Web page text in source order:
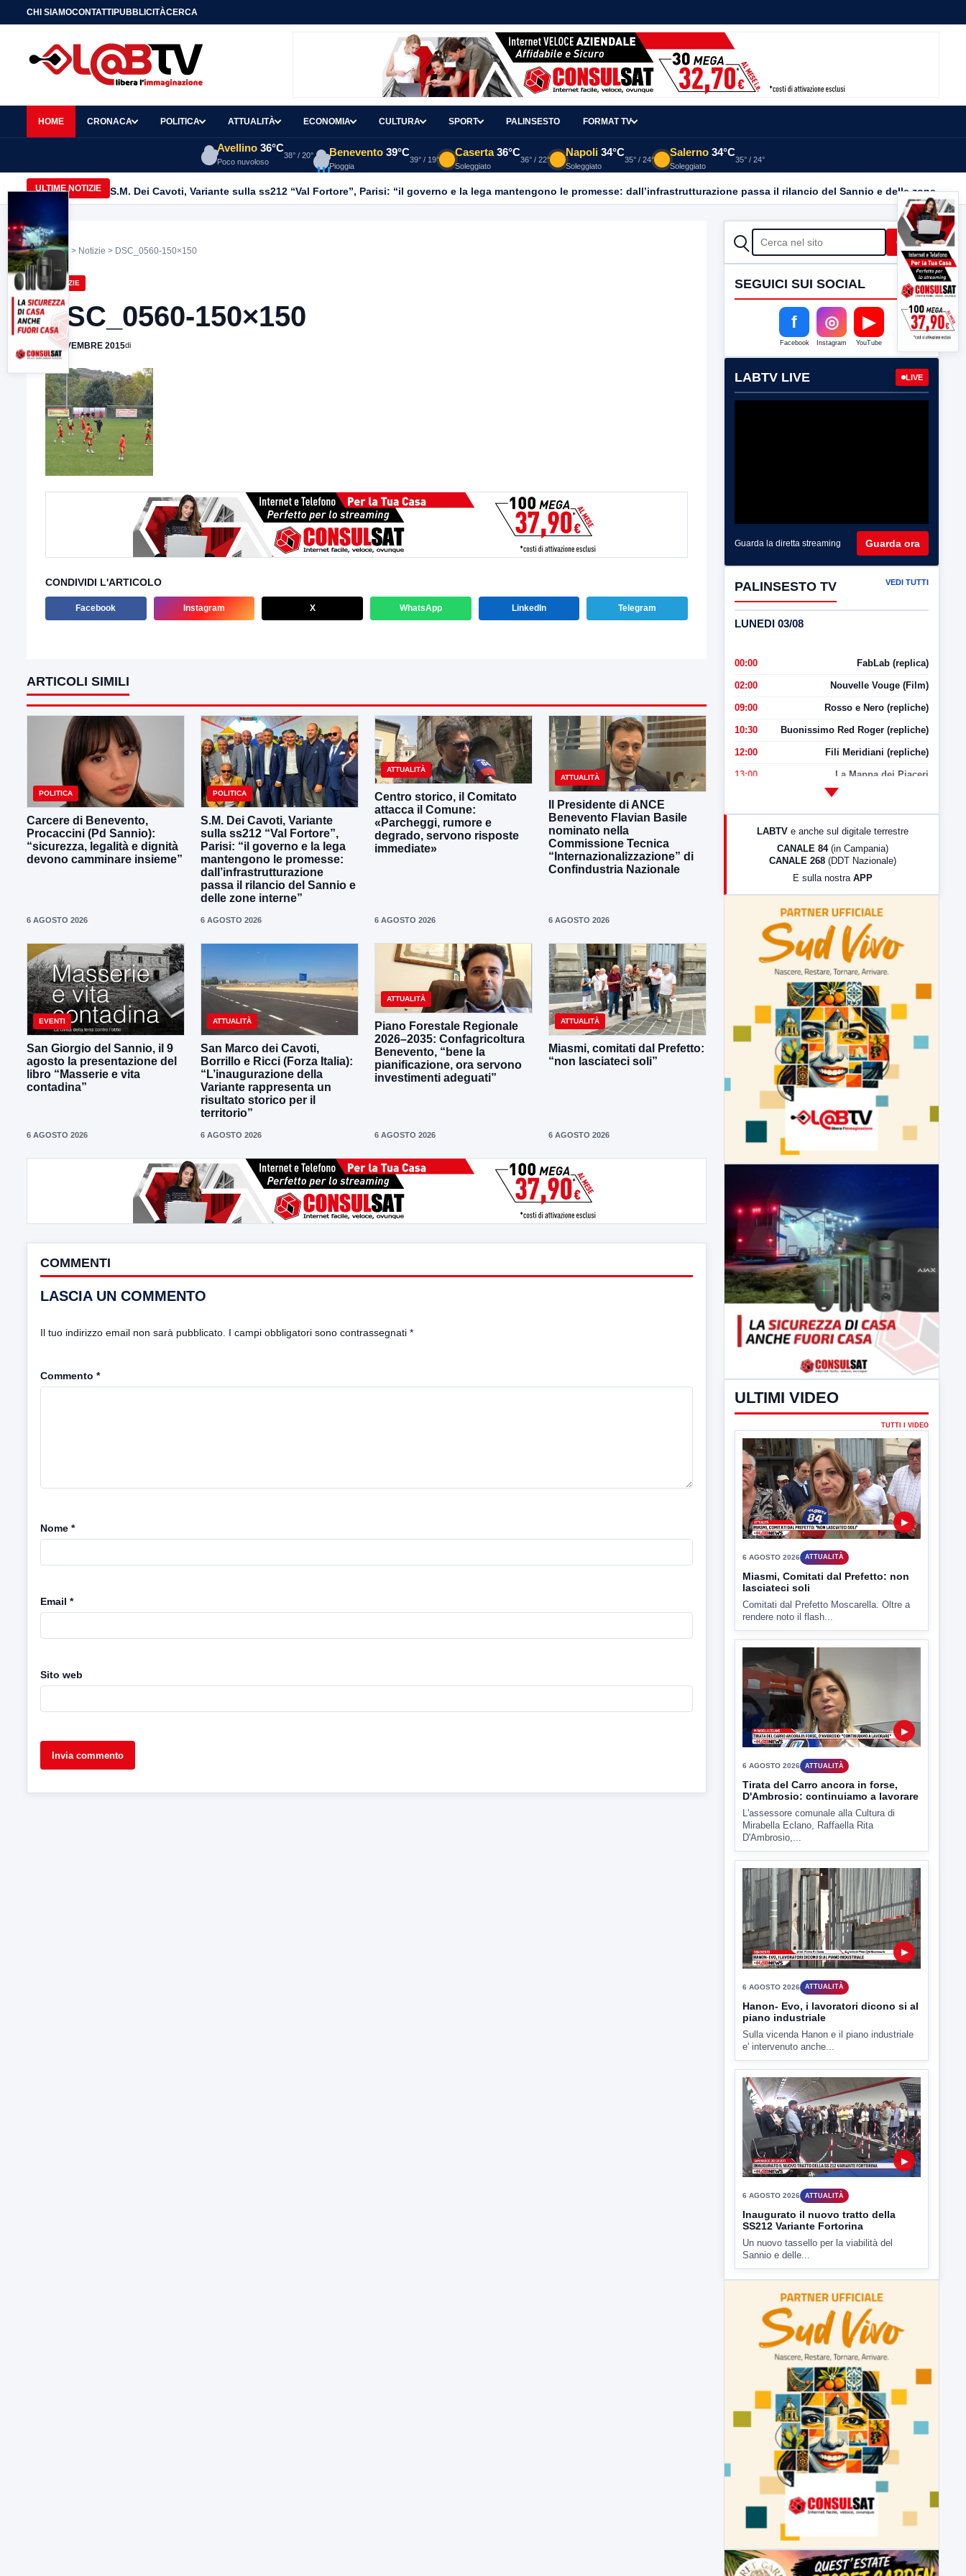
CHI SIAMOCONTATTIPUBBLICITÀCERCA
HOME CRONACA POLITICA ATTUALITÀ ECONOMIA CULTURA SPORT PALINSESTO FORMAT TV
Avellino 36°C
Poco nuvoloso
38° / 20° Benevento 39°C
Pioggia
39° / 19°
Caserta 36°C
Soleggiato
36° / 22°
Napoli 34°C
Soleggiato
35° / 24°
Salerno 34°C
Soleggiato
35° / 24°
ULTIME NOTIZIE S.M. Dei Cavoti, Variante sulla ss212 “Val Fortore”, Parisi: “il governo e la lega mantengono le promesse: dall’infrastrutturazione passa il rilancio del Sannio e delle zone interne”
Home > Notizie > DSC_0560-150×150
NOTIZIE
DSC_0560-150×150
4 NOVEMBRE 2015di
CONDIVIDI L'ARTICOLO
Facebook Instagram X WhatsApp LinkedIn Telegram
ARTICOLI SIMILI
POLITICA
Carcere di Benevento,
Procaccini (Pd Sannio):
“sicurezza, legalità e dignità
devono camminare insieme”
6 AGOSTO 2026
POLITICA
S.M. Dei Cavoti, Variante
sulla ss212 “Val Fortore”,
Parisi: “il governo e la lega
mantengono le promesse:
dall’infrastrutturazione
passa il rilancio del Sannio e
delle zone interne”
6 AGOSTO 2026
ATTUALITÀ
Centro storico, il Comitato
attacca il Comune:
«Parcheggi, rumore e
degrado, servono risposte
immediate»
6 AGOSTO 2026
ATTUALITÀ
Il Presidente di ANCE
Benevento Flavian Basile
nominato nella
Commissione Tecnica
“Internazionalizzazione” di
Confindustria Nazionale
6 AGOSTO 2026
EVENTI
San Giorgio del Sannio, il 9
agosto la presentazione del
libro “Masserie e vita
contadina”
6 AGOSTO 2026
ATTUALITÀ
San Marco dei Cavoti,
Borrillo e Ricci (Forza Italia):
“L’inaugurazione della
Variante rappresenta un
risultato storico per il
territorio”
6 AGOSTO 2026
ATTUALITÀ
Piano Forestale Regionale
2026–2035: Confagricoltura
Benevento, “bene la
pianificazione, ora servono
investimenti adeguati”
6 AGOSTO 2026
ATTUALITÀ
Miasmi, comitati dal Prefetto:
“non lasciateci soli”
6 AGOSTO 2026
COMMENTI
LASCIA UN COMMENTO
Il tuo indirizzo email non sarà pubblicato. I campi obbligatori sono contrassegnati *
Commento *
Nome *
Email *
Sito web
CERCA Cerca
SEGUICI SUI SOCIAL
f
Facebook
◎
Instagram
▶
YouTube
LABTV LIVE LIVE
Guarda la diretta streaming Guarda ora
PALINSESTO TV VEDI TUTTI
LUNEDI 03/08
00:00 FabLab (replica)
02:00 Nouvelle Vouge (Film)
09:00 Rosso e Nero (repliche)
10:30 Buonissimo Red Roger (repliche)
12:00 Fili Meridiani (repliche)
13:00 La Mappa dei Piaceri
LabNews (Diretta)
LabNews (replica)
LABTV e anche sul digitale terrestre
CANALE 84 (in Campania)
CANALE 268 (DDT Nazionale)
E sulla nostra APP
ULTIMI VIDEO
TUTTI I VIDEO
▶
6 AGOSTO 2026 ATTUALITÀ
Miasmi, Comitati dal Prefetto: non
lasciateci soli
Comitati dal Prefetto Moscarella. Oltre a
rendere noto il flash...
▶
6 AGOSTO 2026 ATTUALITÀ
Tirata del Carro ancora in forse,
D'Ambrosio: continuiamo a lavorare
L'assessore comunale alla Cultura di
Mirabella Eclano, Raffaella Rita
D'Ambrosio,...
▶
6 AGOSTO 2026 ATTUALITÀ
Hanon- Evo, i lavoratori dicono si al
piano industriale
Sulla vicenda Hanon e il piano industriale
e' intervenuto anche...
▶
6 AGOSTO 2026 ATTUALITÀ
Inaugurato il nuovo tratto della
SS212 Variante Fortorina
Un nuovo tassello per la viabilità del
Sannio e delle...